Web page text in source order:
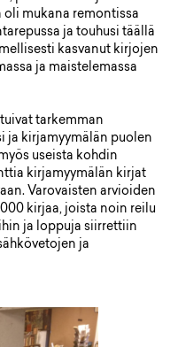
oli mukana remontissa
ja touhusi täällä
kasvanut kirjojen
ja maistelemassa
tarkemman
ja kirjamyymälän puolen
useista kohdin
kirjamyymälän kirjat
Varovaisten arvioiden
kirjaa, joista noin reilu
ja loppuja siirrettiin
ja